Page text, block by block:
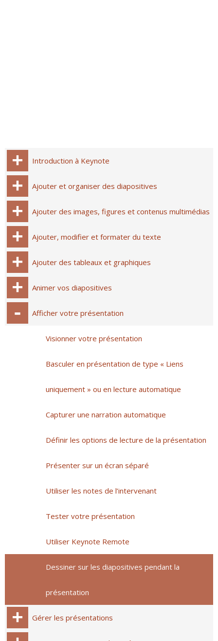
Introduction à Keynote
Ajouter et organiser des diapositives
Ajouter des images, figures et contenus multimédias
Ajouter, modifier et formater du texte
Ajouter des tableaux et graphiques
Animer vos diapositives
Afficher votre présentation
Visionner votre présentation
Basculer en présentation de type « Liens
uniquement » ou en lecture automatique
Capturer une narration automatique
Définir les options de lecture de la présentation
Présenter sur un écran séparé
Utiliser les notes de l’intervenant
Tester votre présentation
Utiliser Keynote Remote
Dessiner sur les diapositives pendant la
présentation
Gérer les présentations